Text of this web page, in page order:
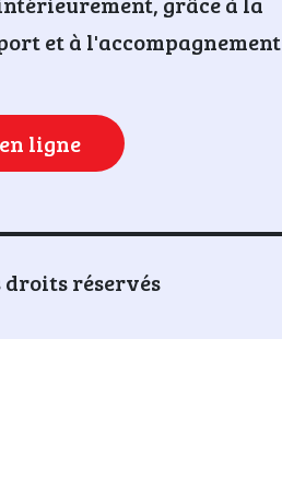
et à l'accompagnement
ligne
droits réservés